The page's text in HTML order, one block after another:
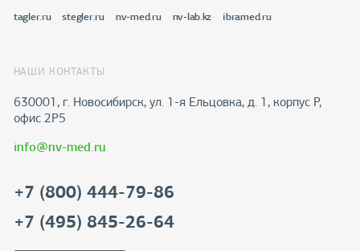
tagler.ru stegler.ru nv-med.ru nv-lab.kz ibramed.ru
НАШИ КОНТАКТЫ
630001, г. Новосибирск, ул. 1-я Ельцовка, д. 1, корпус Р,
офис 2Р5
info@nv-med.ru
+7 (800) 444-79-86
+7 (495) 845-26-64